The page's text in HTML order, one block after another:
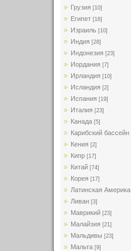
Грузия [10]
Египет [16]
Израиль [10]
Индия [28]
Индонезия [23]
Иордания [7]
Ирландия [10]
Исландия [2]
Испания [19]
Италия [23]
Канада [5]
Карибский бассейн
Кения [2]
Кипр [17]
Китай [74]
Корея [17]
Латинская Америка
Ливан [3]
Маврикий [23]
Малайзия [21]
Мальдивы [23]
Мальта [9]